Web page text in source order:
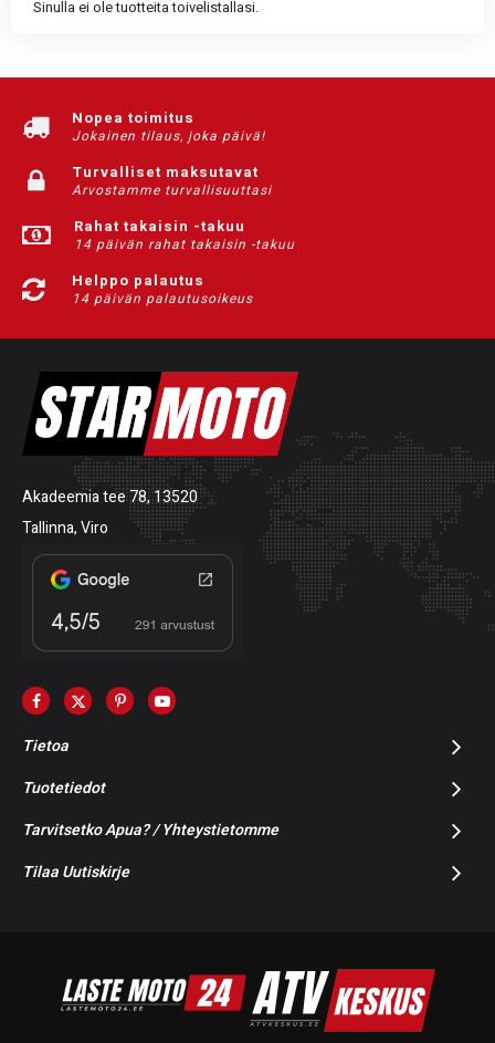
Sinulla ei ole tuotteita toivelistallasi.
Nopea toimitus
Jokainen tilaus, joka päivä!
Turvalliset maksutavat
Arvostamme turvallisuuttasi
Rahat takaisin -takuu
14 päivän rahat takaisin -takuu
Helppo palautus
14 päivän palautusoikeus
Akadeemia tee 78, 13520
Tallinna, Viro
Tietoa
Tuotetiedot
Tarvitsetko Apua? / Yhteystietomme
Tilaa Uutiskirje